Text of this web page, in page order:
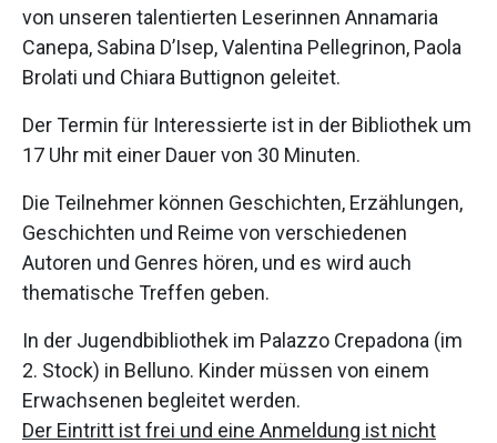
von unseren talentierten Leserinnen Annamaria
Canepa, Sabina D’Isep, Valentina Pellegrinon, Paola
Brolati und Chiara Buttignon geleitet.
Der Termin für Interessierte ist in der Bibliothek um
17 Uhr mit einer Dauer von 30 Minuten.
Die Teilnehmer können Geschichten, Erzählungen,
Geschichten und Reime von verschiedenen
Autoren und Genres hören, und es wird auch
thematische Treffen geben.
In der Jugendbibliothek im Palazzo Crepadona (im
2. Stock) in Belluno. Kinder müssen von einem
Erwachsenen begleitet werden.
Der Eintritt ist frei und eine Anmeldung ist nicht